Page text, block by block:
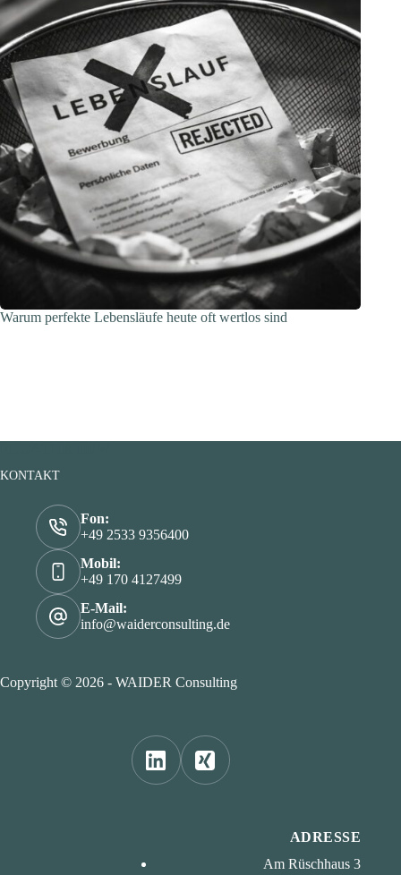
Warum perfekte Lebensläufe heute oft wertlos sind
KONTAKT
Fon:
+49 2533 9356400
Mobil:
+49 170 4127499
E-Mail:
info@waiderconsulting.de
Copyright © 2026 - WAIDER Consulting
ADRESSE
Am Rüschhaus 3